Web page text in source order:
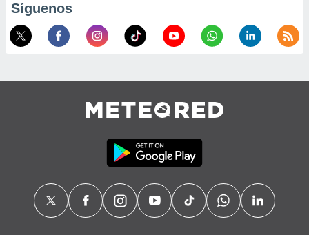
Síguenos